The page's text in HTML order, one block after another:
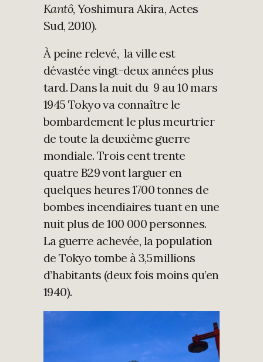
Kantô, Yoshimura Akira, Actes
Sud, 2010).
À peine relevé, la ville est
dévastée vingt-deux années plus
tard. Dans la nuit du 9 au 10 mars
1945 Tokyo va connaître le
bombardement le plus meurtrier
de toute la deuxième guerre
mondiale. Trois cent trente
quatre B29 vont larguer en
quelques heures 1700 tonnes de
bombes incendiaires tuant en une
nuit plus de 100 000 personnes.
La guerre achevée, la population
de Tokyo tombe à 3,5 millions
d’habitants (deux fois moins qu’en
1940).